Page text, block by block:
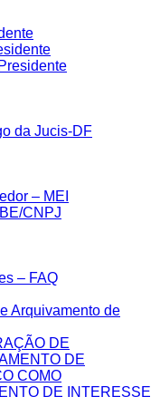
da Jucis-DF
– MEI
CNPJ
– FAQ
Arquivamento de
DE
DE
COMO
DE INTERESSE